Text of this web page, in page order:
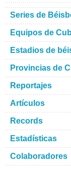
Series de
Equipos de
Estadios de
Provincias de
Reportajes
Artículos
Records
Estadísticas
Colaboradores